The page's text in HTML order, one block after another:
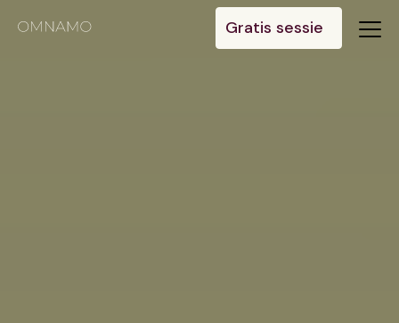
Gratis sessie